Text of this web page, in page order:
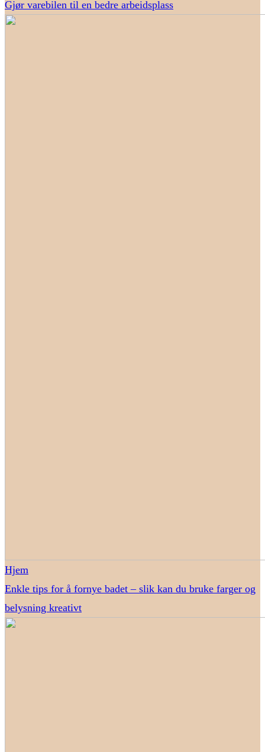
Gjør varebilen til en bedre arbeidsplass
Hjem
Enkle tips for å fornye badet – slik kan du bruke farger og
belysning kreativt